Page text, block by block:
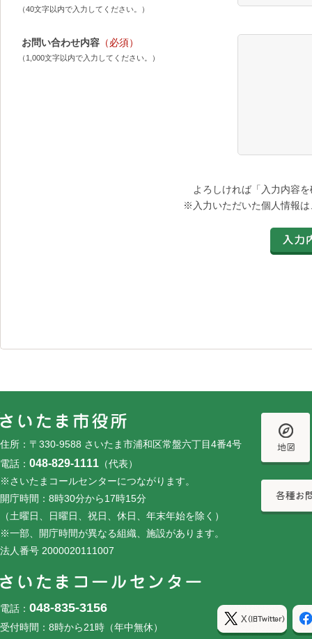
（40文字以内で入力してください。）
お問い合わせ内容 （必須）
（1,000文字以内で入力してください。）
よろしければ「入力内容
※入力いただいた個人情報
住所：〒330-9588 さいたま市浦和区常盤六丁目4番4号
電話： 048-829-1111 （代表）
※さいたまコールセンターにつながります。
開庁時間：8時30分から17時15分
（土曜日、日曜日、祝日、休日、年末年始を除く）
※一部、開庁時間が異なる組織、施設があります。
法人番号 2000020111007
電話： 048-835-3156
受付時間：8時から21時（年中無休）